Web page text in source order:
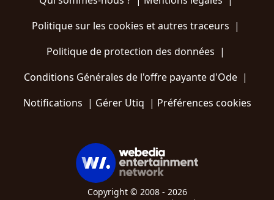
Politique sur les cookies et autres traceurs |
Politique de protection des données |
Conditions Générales de l'offre payante d'Ode |
Notifications | Gérer Utiq | Préférences cookies
Copyright © 2008 - 2026